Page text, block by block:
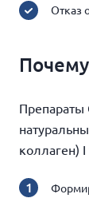
Отказ
Препараты
коллаген) I